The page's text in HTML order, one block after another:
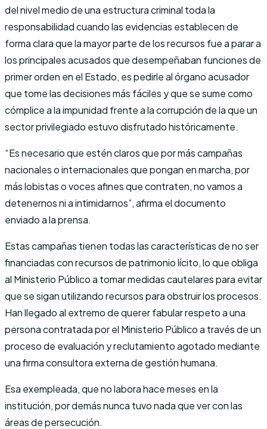
del nivel medio de una estructura criminal toda la
responsabilidad cuando las evidencias establecen de
forma clara que la mayor parte de los recursos fue a parar a
los principales acusados que desempeñaban funciones de
primer orden en el Estado, es pedirle al órgano acusador
que tome las decisiones más fáciles y que se sume como
cómplice a la impunidad frente a la corrupción de la que un
sector privilegiado estuvo disfrutado históricamente.
“Es necesario que estén claros que por más campañas
nacionales o internacionales que pongan en marcha, por
más lobistas o voces afines que contraten, no vamos a
detenernos ni a intimidarnos”, afirma el documento
enviado a la prensa.
Estas campañas tienen todas las características de no ser
financiadas con recursos de patrimonio lícito, lo que obliga
al Ministerio Público a tomar medidas cautelares para evitar
que se sigan utilizando recursos para obstruir los procesos.
Han llegado al extremo de querer fabular respeto a una
persona contratada por el Ministerio Público a través de un
proceso de evaluación y reclutamiento agotado mediante
una firma consultora externa de gestión humana.
Esa exempleada, que no labora hace meses en la
institución, por demás nunca tuvo nada que ver con las
áreas de persecución.